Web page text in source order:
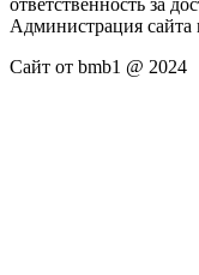
Администрация сайта
Сайт от bmb1 @ 2024